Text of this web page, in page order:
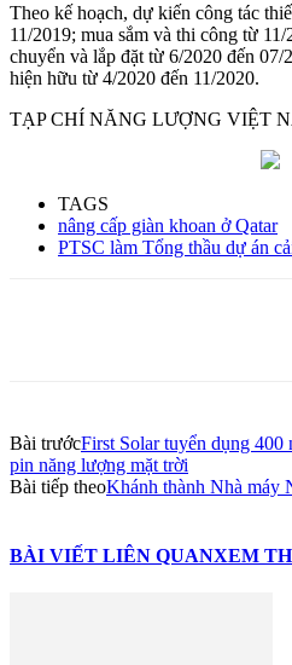
Theo kế hoạch, dự kiến công tác
11/2019; mua sắm và thi công từ
chuyển và lắp đặt từ 6/2020 đến
hiện hữu từ 4/2020 đến 11/2020.
TẠP CHÍ NĂNG LƯỢNG VIỆT
TAGS
nâng cấp giàn khoan ở Qatar
PTSC làm Tổng thầu dự án
Bài trướcFirst Solar tuyển dụng 400
pin năng lượng mặt trời
Bài tiếp theoKhánh thành Nhà máy
BÀI VIẾT LIÊN QUANXEM